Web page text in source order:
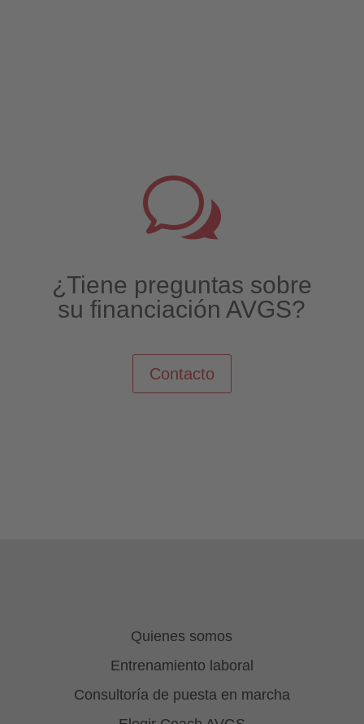
w
¿Tiene preguntas sobre
su financiación AVGS?
Contacto
Quienes somos
Entrenamiento laboral
Consultoría de puesta en marcha